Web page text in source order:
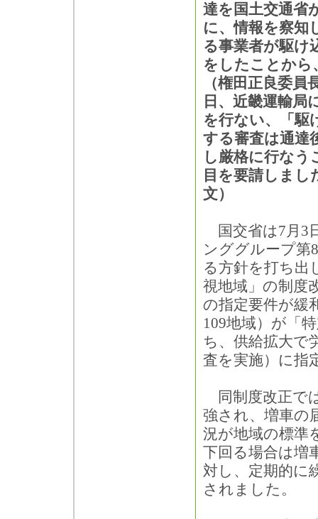
達を国土交通省
に、情報を察知
る事業者が駆け
をしたことから
（権田正良委員
日、近畿運輸局
を行ない、「駆
する審査は通達
し厳格に行なう
目を要請しまし
文）
国交省は7月3
ンググループ第
る方針を打ち出
視地域」の制度
の指定要件が緩
109地域）が「
ち、供給拡大で
査を実施）に指
同制度改正で
強され、増車の
況が地域の標準
下回る場合は増
対し、定期的に
されました。